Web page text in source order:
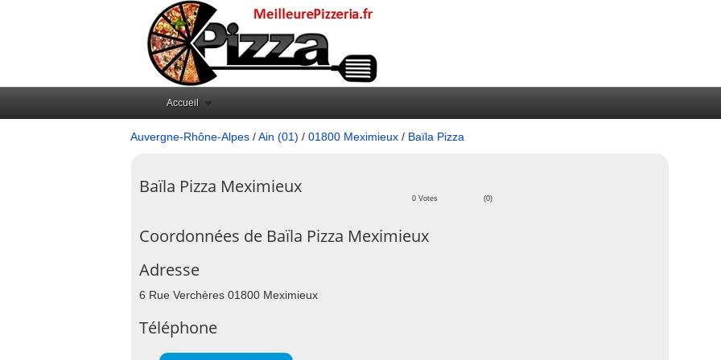
Accueil
Auvergne-Rhône-Alpes /Ain (01) / 01800 Meximieux / Baïla Pizza
Baïla Pizza Meximieux
0 Votes (0)
Coordonnées de Baïla Pizza Meximieux
Adresse
6 Rue Verchères 01800 Meximieux
Téléphone